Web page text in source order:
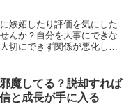
嫉妬したり評価を気にした
んか？自分を大事にできな
切にできず関係が悪化しま
先し心の余裕を取り戻しま
魔してる？脱却すれば
と成長が手に入る